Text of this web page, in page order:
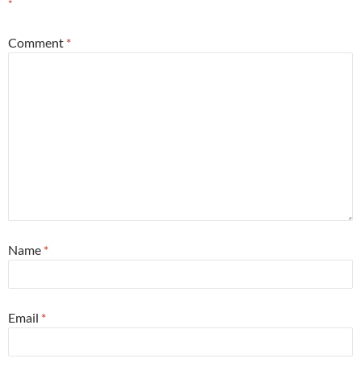
*
Comment *
Name *
Email *